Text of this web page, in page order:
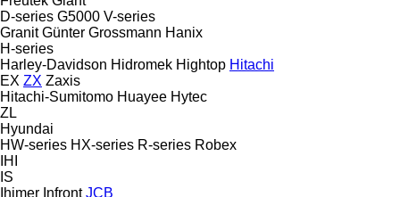
D-series G5000 V-series
Granit Günter Grossmann Hanix
H-series
Harley-Davidson Hidromek Hightop Hitachi
EX ZX Zaxis
Hitachi-Sumitomo Huayee Hytec
ZL
Hyundai
HW-series HX-series R-series Robex
IHI
IS
Ihimer Infront JCB